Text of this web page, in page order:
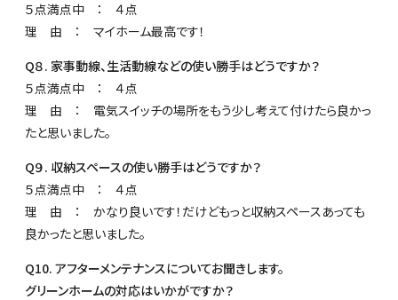
５点満点中 ： ４点
理 由 ： マイホーム最高です！
Q８. 家事動線、生活動線などの使い勝手はどうですか？
５点満点中 ： ４点
理 由 ： 電気スイッチの場所をもう少し考えて付けたら良かっ
たと思いました。
Q９. 収納スペースの使い勝手はどうですか？
５点満点中 ： ４点
理 由 ： かなり良いです！だけどもっと収納スペースあっても
良かったと思いました。
Q10. アフターメンテナンスについてお聞きします。
グリーンホームの対応はいかがですか？